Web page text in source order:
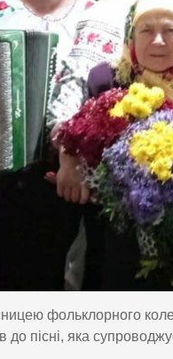
фольклорного
до пісні, яка